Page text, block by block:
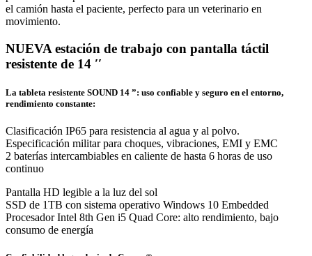
el camión hasta el paciente, perfecto para un veterinario en
movimiento.
NUEVA estación de trabajo con pantalla táctil
resistente de 14 ′′
La tableta resistente SOUND 14 ”: uso confiable y seguro en el entorno,
rendimiento constante:
Clasificación IP65 para resistencia al agua y al polvo.
Especificación militar para choques, vibraciones, EMI y EMC
2 baterías intercambiables en caliente de hasta 6 horas de uso
continuo
Pantalla HD legible a la luz del sol
SSD de 1TB con sistema operativo Windows 10 Embedded
Procesador Intel 8th Gen i5 Quad Core: alto rendimiento, bajo
consumo de energía